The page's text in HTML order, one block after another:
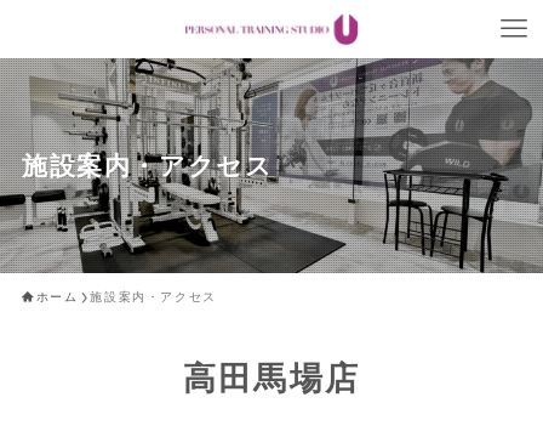
施設案内・アクセス
ホーム 施設案内・アクセス
高田馬場店